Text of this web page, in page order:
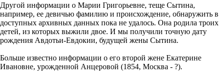
Другой информации о Марии Григорьевне, теще Сытина,
например, ее девичью фамилию и происхождение, обнаружить в
доступных архивных данных пока не удалось. Она родила троих
детей, из которых выжили двое. И мы получили точную дату
рождения Авдотьи-Евдокии, будущей жены Сытина.
Больше известно информации о его второй жене Екатерине
Ивановне, урожденной Анцеровой (1854, Москва - ?).